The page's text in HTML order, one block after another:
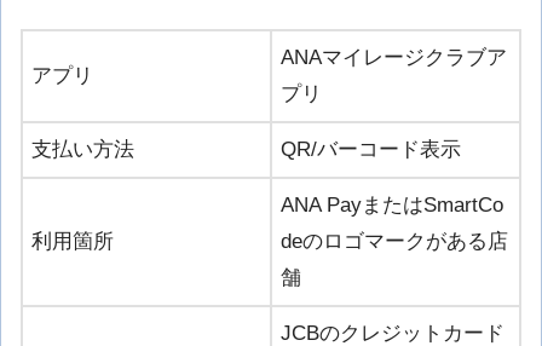
アプリ
ANAマイレージクラブア
プリ
支払い方法 QR/バーコード表示
利用箇所
ANA PayまたはSmartCo
deのロゴマークがある店
舗
JCBのクレジットカード